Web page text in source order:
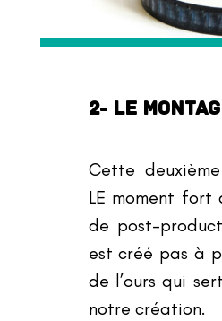
2- LE
Cette
LE moment fort
de post-
est créé pas à
de l ’ours qui
notre création.